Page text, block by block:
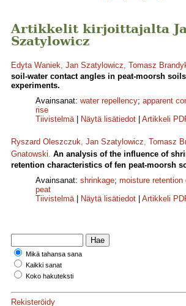
Artikkelit kirjoittajalta
Szatylowicz
Edyta Waniek, Jan Szatylowicz, Tomasz
soil-water contact angles in peat-moorsh
experiments.
Avainsanat: water repellency; apparent
rise
Tiivistelmä| Näytä lisätiedot Artikkeli
Ryszard Oleszczuk, Jan Szatylowicz, Tomasz
Gnatowski. An analysis of the influence of
retention characteristics of fen peat-moorsh
Avainsanat: shrinkage; moisture retention
peat
Tiivistelmä| Näytä lisätiedot Artikkeli
Mikä tahansa sana
Kaikki sanat
Koko hakuteksti
Rekisteröidy